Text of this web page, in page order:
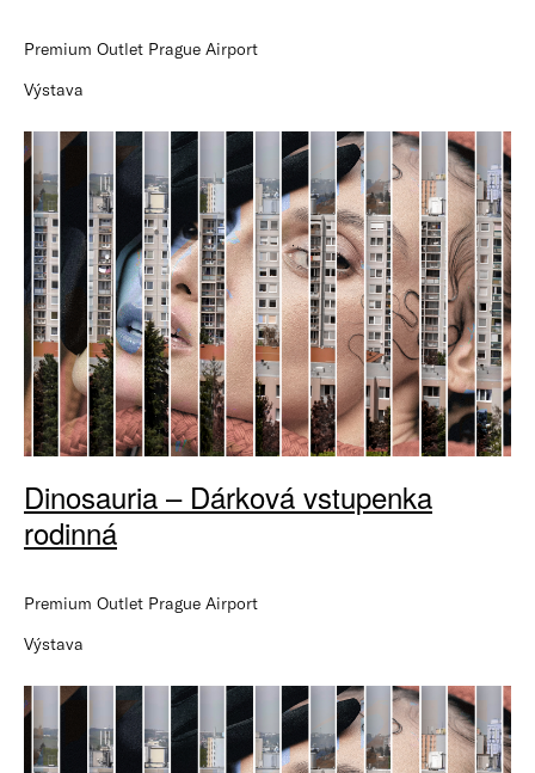
Premium Outlet Prague Airport
Výstava
Dinosauria – Dárková vstupenka
rodinná
Premium Outlet Prague Airport
Výstava